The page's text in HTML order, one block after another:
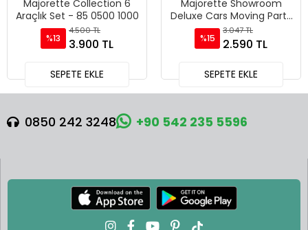
Majorette Collection 6
Araçlık Set - 85 0500 1000
%13
4.500 TL
3.900 TL
SEPETE EKLE
Majorette Showroom
Deluxe Cars Moving Parts
6 Araçlık Set - Pur Sport
%15
3.047 TL
2.590 TL
SEPETE EKLE
0850 242 3248 +90 542 235 5596